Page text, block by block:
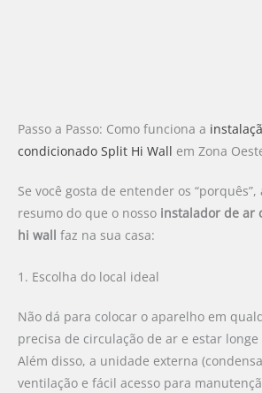
Passo a Passo: Como funciona a
condicionado Split Hi Wall em Zona
Se você gosta de entender os
resumo do que o nosso instalador de ar
hi wall faz na sua casa:
1. Escolha do local ideal
Não dá para colocar o aparelho em
precisa de circulação de ar e estar
Além disso, a unidade externa
ventilação e fácil acesso para